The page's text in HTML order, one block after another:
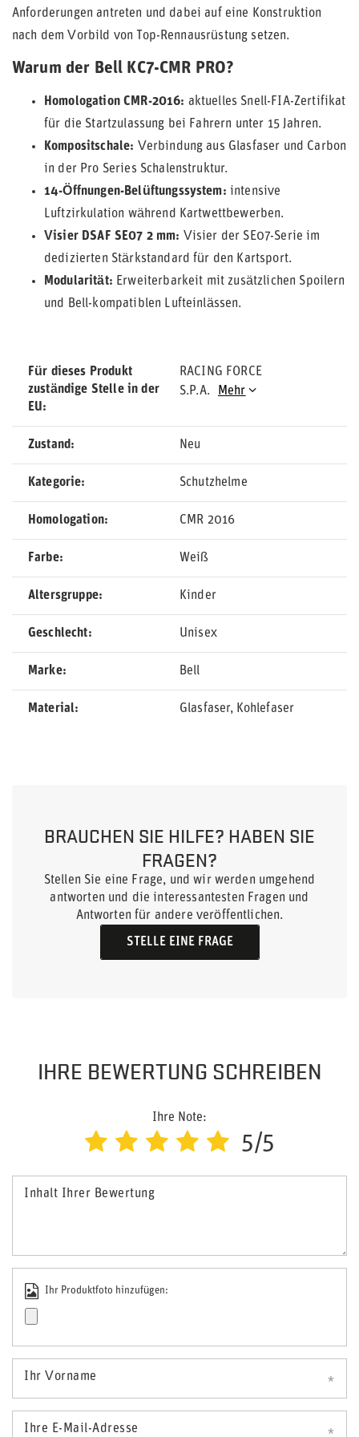
Anforderungen antreten und dabei auf eine Konstruktion
nach dem Vorbild von Top-Rennausrüstung setzen.
Warum der Bell KC7-CMR PRO?
Homologation CMR-2016: aktuelles Snell-FIA-Zertifikat
für die Startzulassung bei Fahrern unter 15 Jahren.
Kompositschale: Verbindung aus Glasfaser und Carbon
in der Pro Series Schalenstruktur.
14-Öffnungen-Belüftungssystem: intensive
Luftzirkulation während Kartwettbewerben.
Visier DSAF SE07 2 mm: Visier der SE07-Serie im
dedizierten Stärkstandard für den Kartsport.
Modularität: Erweiterbarkeit mit zusätzlichen Spoilern
und Bell-kompatiblen Lufteinlässen.
Für dieses Produkt
zuständige Stelle in der
EU
RACING FORCE
S.P.A.
Mehr
Zustand Neu
Kategorie Schutzhelme
Homologation CMR 2016
Farbe Weiß
Altersgruppe Kinder
Geschlecht Unisex
Marke Bell
Material Glasfaser Kohlefaser
BRAUCHEN SIE HILFE? HABEN SIE
FRAGEN?
Stellen Sie eine Frage, und wir werden umgehend
antworten und die interessantesten Fragen und
Antworten für andere veröffentlichen.
STELLE EINE FRAGE
IHRE BEWERTUNG SCHREIBEN
Ihre Note:
5/5
Inhalt Ihrer Bewertung
Ihr Produktfoto hinzufügen:
Ihr Vorname
Ihre E-Mail-Adresse